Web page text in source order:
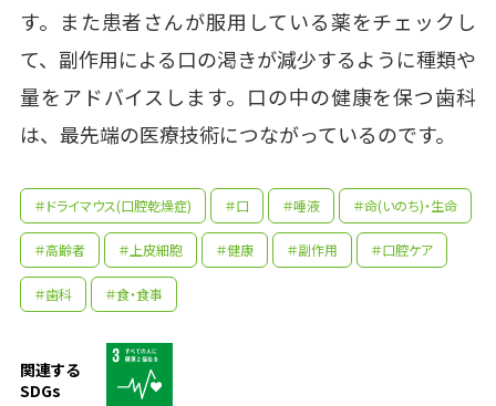
す。また患者さんが服用している薬をチェックし
て、副作用による口の渇きが減少するように種類や
量をアドバイスします。口の中の健康を保つ歯科
は、最先端の医療技術につながっているのです。
＃ドライマウス(口腔乾燥症) ＃口 ＃唾液 ＃命(いのち)・生命
＃高齢者 ＃上皮細胞 ＃健康 ＃副作用 ＃口腔ケア
＃歯科 ＃食・食事
関連する
SDGs